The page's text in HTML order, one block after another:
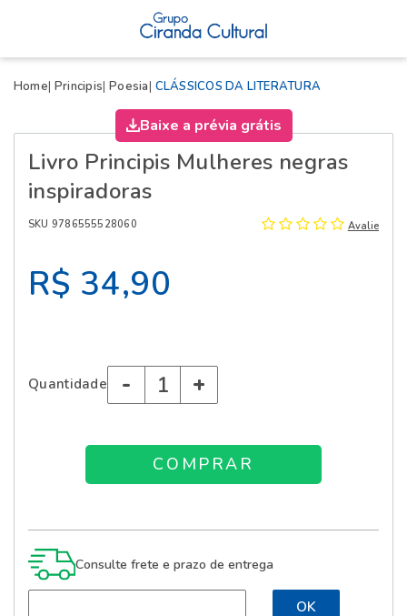
Home Principis Poesia CLÁSSICOS DA LITERATURA
Baixe a prévia grátis
Livro Principis Mulheres negras
inspiradoras
SKU 9786555528060 Avalie
R$ 34,90
Quantidade - +
Consulte frete e prazo de entrega